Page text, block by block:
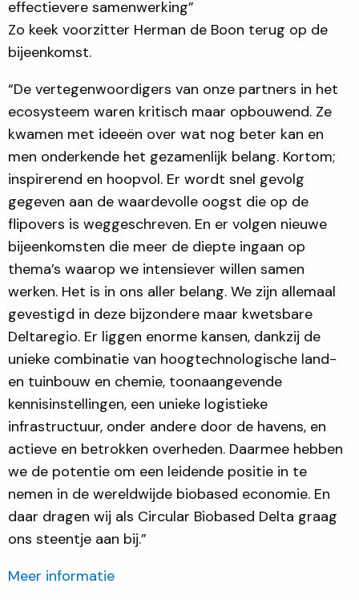
effectievere samenwerking”
Zo keek voorzitter Herman de Boon terug op de
bijeenkomst.
“De vertegenwoordigers van onze partners in het
ecosysteem waren kritisch maar opbouwend. Ze
kwamen met ideeën over wat nog beter kan en
men onderkende het gezamenlijk belang. Kortom;
inspirerend en hoopvol. Er wordt snel gevolg
gegeven aan de waardevolle oogst die op de
flipovers is weggeschreven. En er volgen nieuwe
bijeenkomsten die meer de diepte ingaan op
thema’s waarop we intensiever willen samen
werken. Het is in ons aller belang. We zijn allemaal
gevestigd in deze bijzondere maar kwetsbare
Deltaregio. Er liggen enorme kansen, dankzij de
unieke combinatie van hoogtechnologische land-
en tuinbouw en chemie, toonaangevende
kennisinstellingen, een unieke logistieke
infrastructuur, onder andere door de havens, en
actieve en betrokken overheden. Daarmee hebben
we de potentie om een leidende positie in te
nemen in de wereldwijde biobased economie. En
daar dragen wij als Circular Biobased Delta graag
ons steentje aan bij.”
Meer informatie